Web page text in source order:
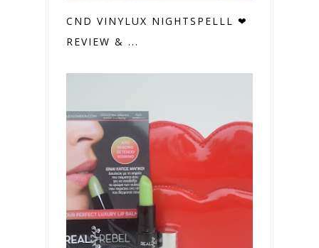
CND VINYLUX NIGHTSPELLL ❤
REVIEW & ...